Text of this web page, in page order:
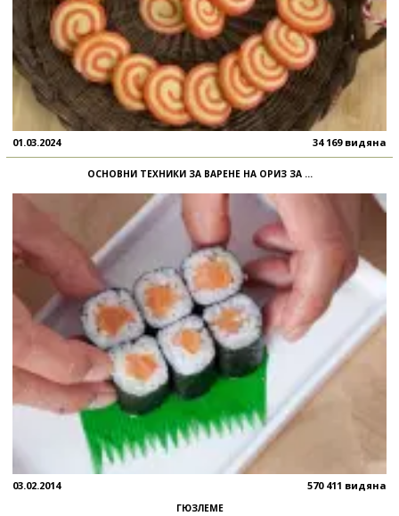
01.03.2024 34 169 видяна
ОСНОВНИ ТЕХНИКИ ЗА ВАРЕНЕ НА ОРИЗ ЗА ...
03.02.2014 570 411 видяна
ГЮЗЛЕМЕ